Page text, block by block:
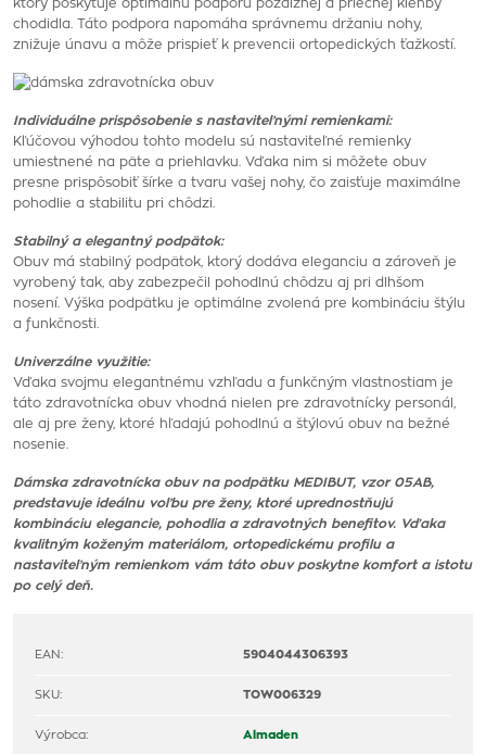
ktorý poskytuje optimálnu podporu pozdĺžnej a priečnej klenby
chodidla. Táto podpora napomáha správnemu držaniu nohy,
znižuje únavu a môže prispieť k prevencii ortopedických ťažkostí.
Individuálne prispôsobenie s nastaviteľnými remienkami:
Kľúčovou výhodou tohto modelu sú nastaviteľné remienky
umiestnené na päte a priehlavku. Vďaka nim si môžete obuv
presne prispôsobiť šírke a tvaru vašej nohy, čo zaisťuje maximálne
pohodlie a stabilitu pri chôdzi.
Stabilný a elegantný podpätok:
Obuv má stabilný podpätok, ktorý dodáva eleganciu a zároveň je
vyrobený tak, aby zabezpečil pohodlnú chôdzu aj pri dlhšom
nosení. Výška podpätku je optimálne zvolená pre kombináciu štýlu
a funkčnosti.
Univerzálne využitie:
Vďaka svojmu elegantnému vzhľadu a funkčným vlastnostiam je
táto zdravotnícka obuv vhodná nielen pre zdravotnícky personál,
ale aj pre ženy, ktoré hľadajú pohodlnú a štýlovú obuv na bežné
nosenie.
Dámska zdravotnícka obuv na podpätku MEDIBUT, vzor 05AB,
predstavuje ideálnu voľbu pre ženy, ktoré uprednostňujú
kombináciu elegancie, pohodlia a zdravotných benefitov. Vďaka
kvalitným koženým materiálom, ortopedickému profilu a
nastaviteľným remienkom vám táto obuv poskytne komfort a istotu
po celý deň.
EAN: 5904044306393
SKU: TOW006329
Výrobca: Almaden